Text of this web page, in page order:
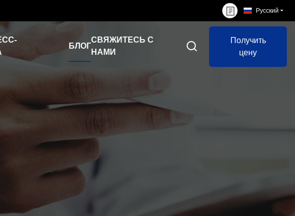
Русский
БЛОГ
СВЯЖИТЕСЬ С
НАМИ
Получить
цену